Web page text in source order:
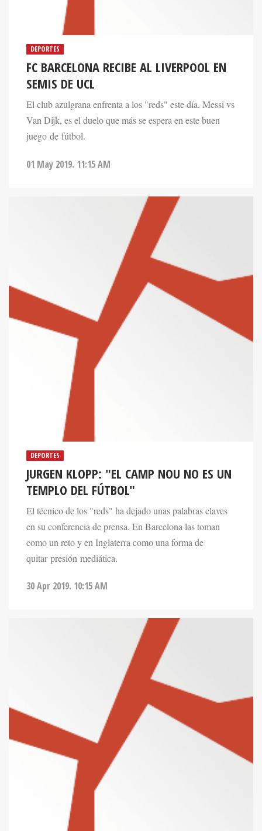
DEPORTES
FC BARCELONA RECIBE AL LIVERPOOL EN
SEMIS DE UCL
El club azulgrana enfrenta a los "reds" este día. Messi vs
Van Dijk, es el duelo que más se espera en este buen
juego de fútbol.
01 May 2019. 11:15 AM
DEPORTES
JURGEN KLOPP: "EL CAMP NOU NO ES UN
TEMPLO DEL FÚTBOL"
El técnico de los "reds" ha dejado unas palabras claves
en su conferencia de prensa. En Barcelona las toman
como un reto y en Inglaterra como una forma de
quitar presión mediática.
30 Apr 2019. 10:15 AM